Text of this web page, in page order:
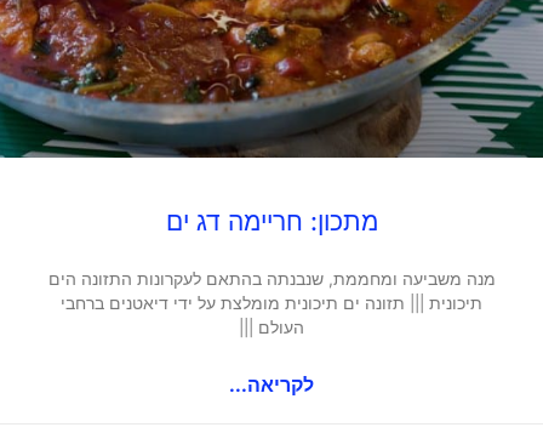
מתכון: חריימה דג ים
מנה משביעה ומחממת, שנבנתה בהתאם לעקרונות התזונה הים
תיכונית ||| תזונה ים תיכונית מומלצת על ידי דיאטנים ברחבי
העולם |||
לקריאה...